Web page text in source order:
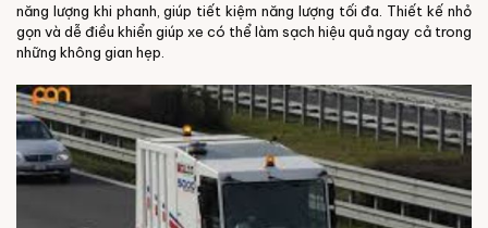
năng lượng khi phanh, giúp tiết kiệm năng lượng tối đa. Thiết kế nhỏ
gọn và dễ điều khiển giúp xe có thể làm sạch hiệu quả ngay cả trong
những không gian hẹp.